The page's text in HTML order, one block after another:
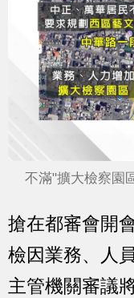
不滿"擴大檢察園
搶在都審會開
檢因業務、人
主管機關審議